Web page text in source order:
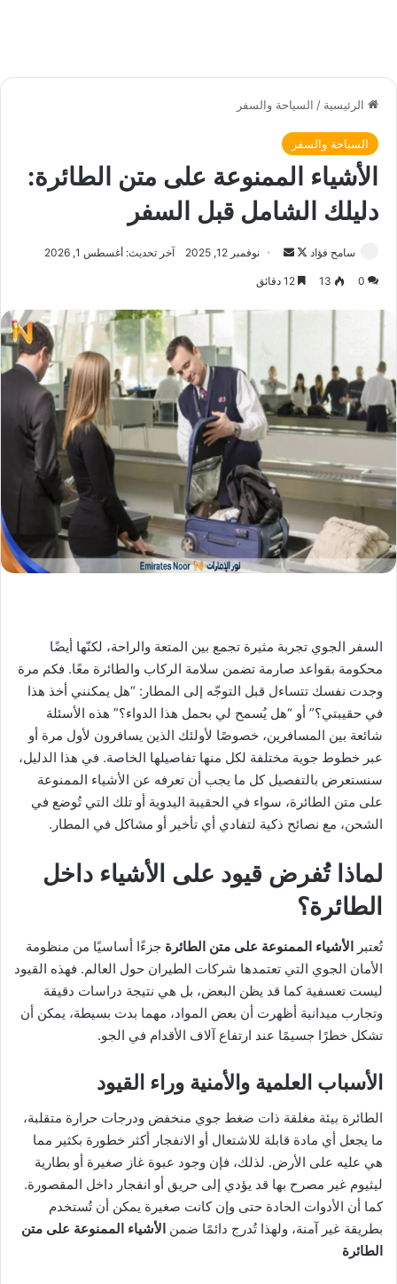
الرئيسية / السياحة والسفر
السياحة والسفر
الأشياء الممنوعة على متن الطائرة:
دليلك الشامل قبل السفر
سامح فؤاد
ت
ا
X
ي
د
ا
ل
ت
ر
و
ن
نوفمبر 12, 2025 آخر تحديث: أغسطس 1, 2026
0
13
السفر الجوي تجربة مثيرة تجمع بين المتعة والراحة، لكنّها أيضًا
محكومة بقواعد صارمة تضمن سلامة الركاب والطائرة معًا. فكم مرة
وجدت نفسك تتساءل قبل التوجّه إلى المطار: “هل يمكنني أخذ هذا
في حقيبتي؟” أو “هل يُسمح لي بحمل هذا الدواء؟” هذه الأسئلة
شائعة بين المسافرين، خصوصًا لأولئك الذين يسافرون لأول مرة أو
عبر خطوط جوية مختلفة لكل منها تفاصيلها الخاصة. في هذا الدليل،
سنستعرض بالتفصيل كل ما يجب أن تعرفه عن الأشياء الممنوعة
على متن الطائرة، سواء في الحقيبة اليدوية أو تلك التي تُوضع في
الشحن، مع نصائح ذكية لتفادي أي تأخير أو مشاكل في المطار.
لماذا تُفرض قيود على الأشياء داخل
الطائرة؟
تُعتبر الأشياء الممنوعة على متن الطائرة جزءًا أساسيًا من منظومة
الأمان الجوي التي تعتمدها شركات الطيران حول العالم. فهذه القيود
ليست تعسفية كما قد يظن البعض، بل هي نتيجة دراسات دقيقة
وتجارب ميدانية أظهرت أن بعض المواد، مهما بدت بسيطة، يمكن أن
تشكل خطرًا جسيمًا عند ارتفاع آلاف الأقدام في الجو.
الأسباب العلمية والأمنية وراء القيود
الطائرة بيئة مغلقة ذات ضغط جوي منخفض ودرجات حرارة متقلبة،
ما يجعل أي مادة قابلة للاشتعال أو الانفجار أكثر خطورة بكثير مما
هي عليه على الأرض. لذلك، فإن وجود عبوة غاز صغيرة أو بطارية
ليثيوم غير مصرح بها قد يؤدي إلى حريق أو انفجار داخل المقصورة.
كما أن الأدوات الحادة حتى وإن كانت صغيرة يمكن أن تُستخدم
بطريقة غير آمنة، ولهذا تُدرج دائمًا ضمن الأشياء الممنوعة على متن
الطائرة